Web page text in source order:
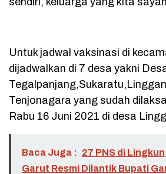
Untuk jadwal vaksinasi di
dijadwalkan di 7 desa yakni
Tenjonagara yang sudah
Rabu 16 Juni 2021 di desa
Baca Juga : 27 PNS di
Garut Resmi Dilantik Bupati